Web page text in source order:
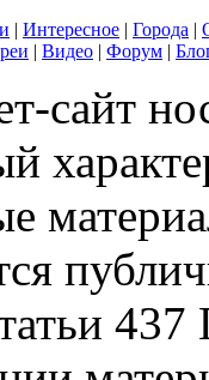
| Интересное | Города |
| Видео | Форум |
сайт
437